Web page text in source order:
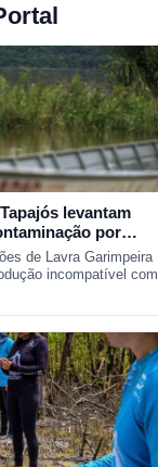
levantam
por
de Lavra Garimpeira
incompatível com